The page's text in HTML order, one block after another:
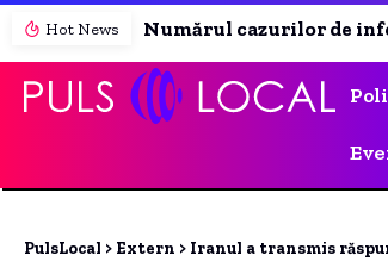
Hot News
Numărul cazurilor de infecție cu virusul West Nile din acest sezon a ajuns la 10. Ce recomandă autoritățile
PulsLocal > Extern > Iranul a transmis